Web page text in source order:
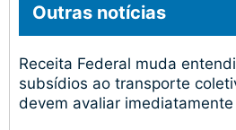
Outras notícias
Receita Federal muda
subsídios ao transporte
devem avaliar